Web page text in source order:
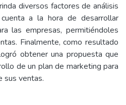
diversos factores de análisis
a la hora de desarrollar
las empresas, permitiéndoles
Finalmente, como resultado
obtener una propuesta que
de un plan de marketing para
sus ventas.